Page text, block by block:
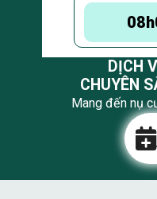
DỊCH
CHUYÊN
Mang đến nụ